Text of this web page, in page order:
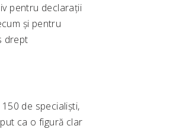
pentru declarații
și pentru
drept
de specialiști,
ca o figură clar